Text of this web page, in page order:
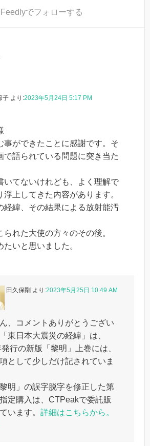
Feedlyでフォローする
子 より:2023年5月24日 5:17 PM
事ができたことに感謝です。そ
で語られている問題に突き当た
いてないけれども、よく理解で
浮上してきた内容があります。
経緯、その結果による放射能汚
れた大使の方々のその後。
たいと思いました。
田久保剛 より:2023年5月25日 10:49 AM
、コメントありがとうござい
東日本大震災の経緯」は、
行の新版「黎明」上巻には、
として少しだけ記されていま
明」の誤字脱字を修正した第
定購入は、CTPeakで委託販
います。 詳細はこちらから。